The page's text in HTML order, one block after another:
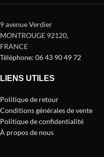
9 avenue Verdier
MONTROUGE 92120,
FRANCE
Téléphone: 06 43 90 49 72
LIENS UTILES
Politique de retour
Conditions générales de vente
Politique de confidentialité
À propos de nous